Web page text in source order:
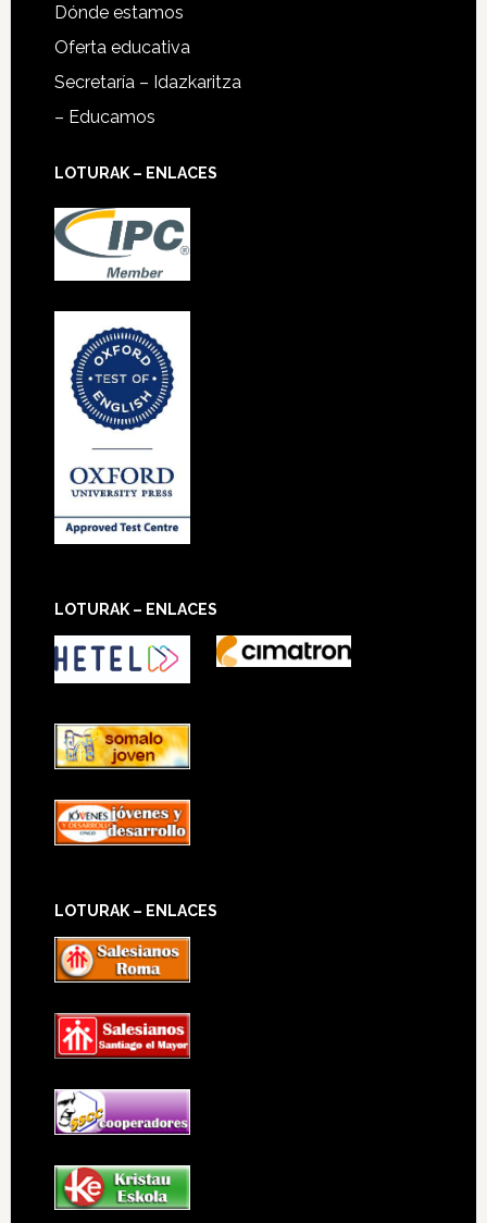
Dónde estamos
Oferta educativa
Secretaría – Idazkaritza
– Educamos
LOTURAK – ENLACES
LOTURAK – ENLACES
LOTURAK – ENLACES